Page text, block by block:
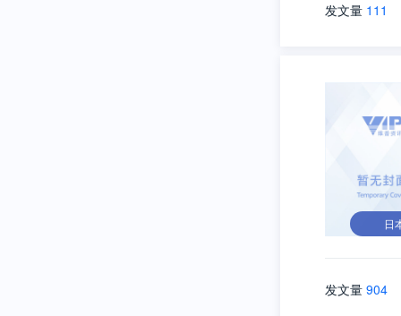
发文量 111
日
发文量 904